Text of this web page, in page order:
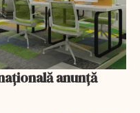
anunţă